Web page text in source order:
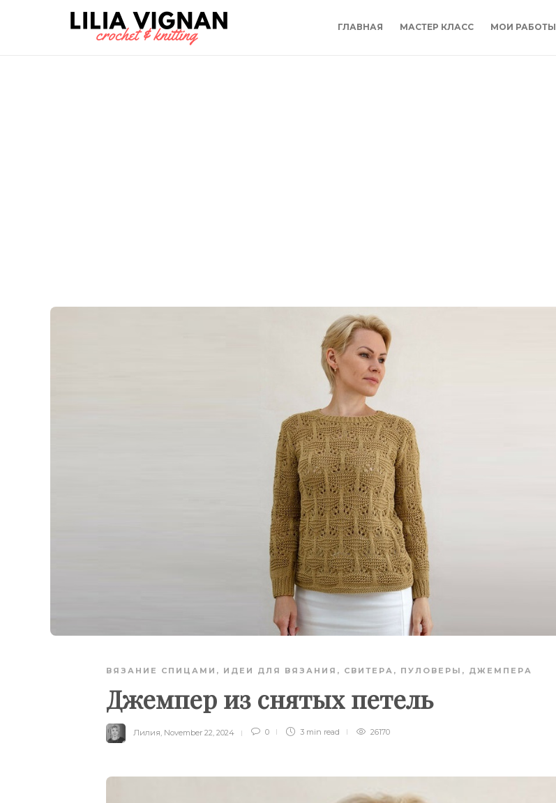
ГЛАВНАЯ МАСТЕР КЛАСС МОИ РАБОТЫ
ВЯЗАНИЕ СПИЦАМИ , ИДЕИ ДЛЯ ВЯЗАНИЯ , СВИТЕРА, ПУЛОВЕРЫ, ДЖЕМПЕРА
Джемпер из снятых петель
Лилия November 22, 2024 0 3 min read 26170